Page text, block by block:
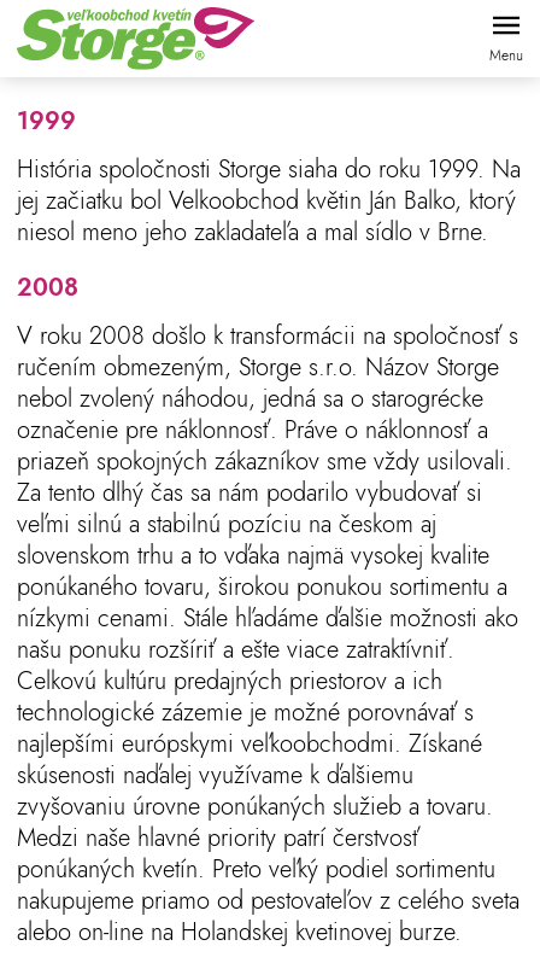
Skočiť
na
hlavný
obsah
Menu
O NÁS
1999
História spoločnosti Storge siaha do roku 1999. Na
jej začiatku bol Velkoobchod květin Ján Balko, ktorý
niesol meno jeho zakladateľa a mal sídlo v Brne.
2008
V roku 2008 došlo k transformácii na spoločnosť s
ručením obmezeným, Storge s.r.o. Názov Storge
nebol zvolený náhodou, jedná sa o starogrécke
označenie pre náklonnosť. Práve o náklonnosť a
priazeň spokojných zákazníkov sme vždy usilovali.
Za tento dlhý čas sa nám podarilo vybudovať si
veľmi silnú a stabilnú pozíciu na českom aj
slovenskom trhu a to vďaka najmä vysokej kvalite
ponúkaného tovaru, širokou ponukou sortimentu a
nízkymi cenami. Stále hľadáme ďalšie možnosti ako
našu ponuku rozšíriť a ešte viace zatraktívniť.
Celkovú kultúru predajných priestorov a ich
technologické zázemie je možné porovnávať s
najlepšími európskymi veľkoobchodmi. Získané
skúsenosti naďalej využívame k ďalšiemu
zvyšovaniu úrovne ponúkaných služieb a tovaru.
Medzi naše hlavné priority patrí čerstvosť
ponúkaných kvetín. Preto veľký podiel sortimentu
nakupujeme priamo od pestovateľov z celého sveta
alebo on-line na Holandskej kvetinovej burze.